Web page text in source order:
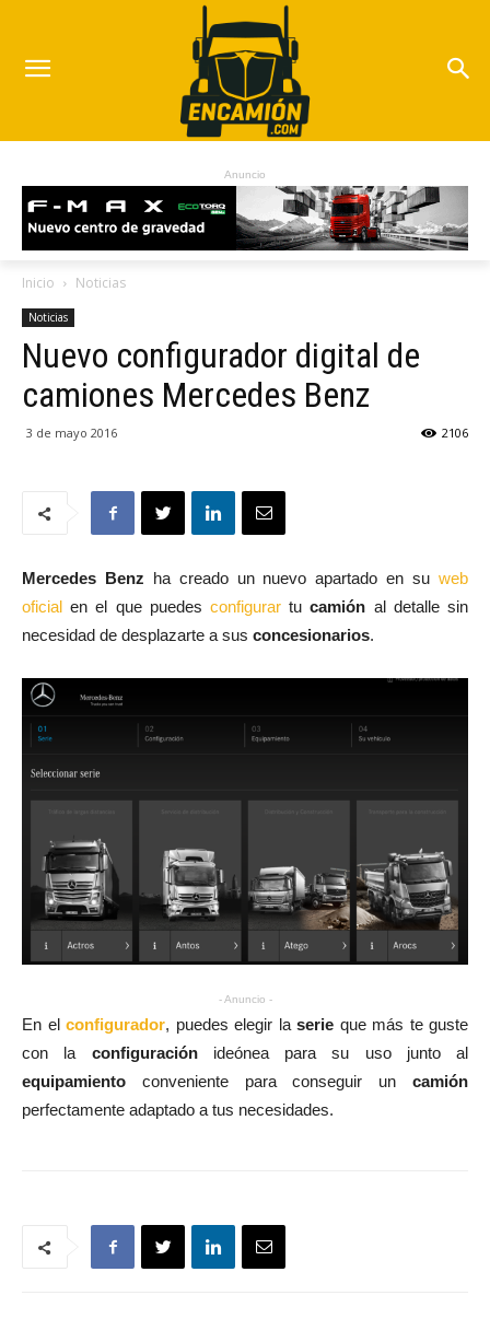
Anuncio
Inicio Noticias
Noticias
Nuevo configurador digital de
camiones Mercedes Benz
3 de mayo 2016 2106
Mercedes Benz ha creado un nuevo apartado en suweb
oficial en el que puedes configurar tucamión al detalle sin
necesidad de desplazarte a sus concesionarios.
- Anuncio -
En el configurador, puedes elegir la serie que más te guste
con la configuraciónideónea para su uso junto al
equipamiento conveniente para conseguir un camión
perfectamente adaptado a tus necesidades.